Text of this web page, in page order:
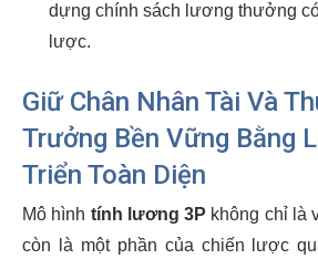
dựng chính sách lương thưởng
lược.
Giữ Chân Nhân Tài Và
Trưởng Bền Vững Bằng
Triển Toàn Diện
Mô hình tính lương 3P không chỉ là
còn là một phần của chiến lược